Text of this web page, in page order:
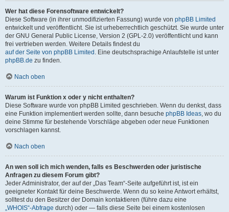
Wer hat diese Forensoftware entwickelt?
Diese Software (in ihrer unmodifizierten Fassung) wurde von phpBB Limited
entwickelt und veröffentlicht. Sie ist urheberrechtlich geschützt. Sie wurde unter
der GNU General Public License, Version 2 (GPL-2.0) veröffentlicht und kann
frei vertrieben werden. Weitere Details findest du
auf der Seite von phpBB Limited . Eine deutschsprachige Anlaufstelle ist unter
phpBB.de zu finden.
Nach oben
Warum ist Funktion x oder y nicht enthalten?
Diese Software wurde von phpBB Limited geschrieben. Wenn du denkst, dass
eine Funktion implementiert werden sollte, dann besuche phpBB Ideas, wo du
deine Stimme für bestehende Vorschläge abgeben oder neue Funktionen
vorschlagen kannst.
Nach oben
An wen soll ich mich wenden, falls es Beschwerden oder juristische
Anfragen zu diesem Forum gibt?
Jeder Administrator, der auf der „Das Team“-Seite aufgeführt ist, ist ein
geeigneter Kontakt für deine Beschwerde. Wenn du so keine Antwort erhältst,
solltest du den Besitzer der Domain kontaktieren (führe dazu eine
„WHOIS“-Abfrage durch) oder — falls diese Seite bei einem kostenlosen